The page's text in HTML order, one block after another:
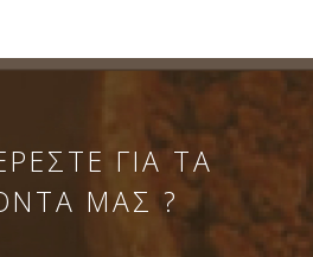
ΓΙΑ ΤΑ
ΜΑΣ ?